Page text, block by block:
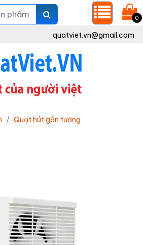
0
quatviet.vn@gmail.com
Quạt hút gắn tường